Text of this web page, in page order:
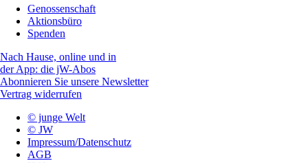
Genossenschaft
Aktionsbüro
Spenden
Nach Hause, online und in
der App: die jW-Abos
Abonnieren Sie unsere Newsletter
Vertrag widerrufen
© junge Welt
© JW
Impressum/Datenschutz
AGB